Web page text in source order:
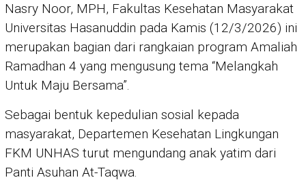
Nasry Noor, MPH, Fakultas Kesehatan Masyarakat
Universitas Hasanuddin pada Kamis (12/3/2026) ini
merupakan bagian dari rangkaian program Amaliah
Ramadhan 4 yang mengusung tema “Melangkah
Untuk Maju Bersama”.
Sebagai bentuk kepedulian sosial kepada
masyarakat, Departemen Kesehatan Lingkungan
FKM UNHAS turut mengundang anak yatim dari
Panti Asuhan At-Taqwa.